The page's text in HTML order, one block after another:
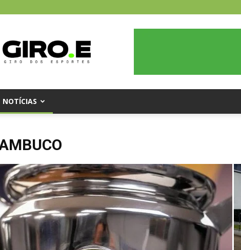
dos
Esportes
NOTÍCIAS